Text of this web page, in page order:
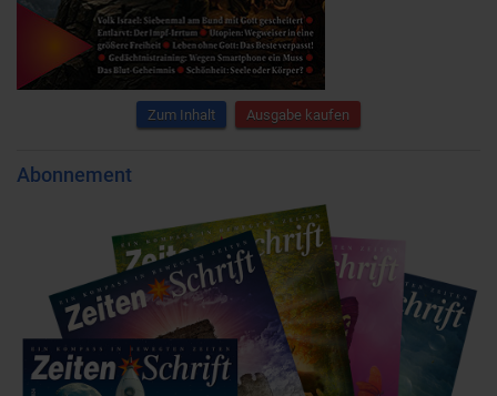
Zum Inhalt Ausgabe kaufen
Abonnement